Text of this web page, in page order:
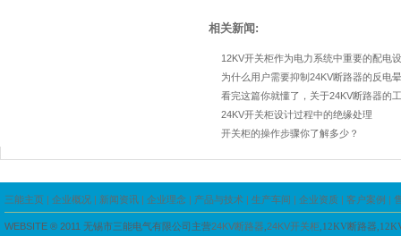
相关新闻:
12KV开关柜作为电力系统中重要的配电
为什么用户需要抑制24KV断路器的反电
看完这篇你就懂了，关于24KV断路器的
24KV开关柜设计过程中的绝缘处理
开关柜的操作步骤你了解多少？
三能主页 | 企业概况 | 新闻资讯 | 企业理念 | 产品与技术 | 生产车间 | 企业资质 | 客户案例 |
WEBSITE ® 2011 无锡市三能电气有限公司主营24KV断路器 24KV开关柜 ,12KV断路器